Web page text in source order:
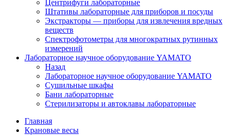
Центрифуги лабораторные
Штативы лабораторные для приборов и посуды
Экстракторы — приборы для извлечения вредных
веществ
Спектрофотометры для многократных рутинных
измерений
Лабораторное научное оборудование YAMATO
Назад
Лабораторное научное оборудование YAMATO
Сушильные шкафы
Бани лабораторные
Стерилизаторы и автоклавы лабораторные
Главная
Крановые весы